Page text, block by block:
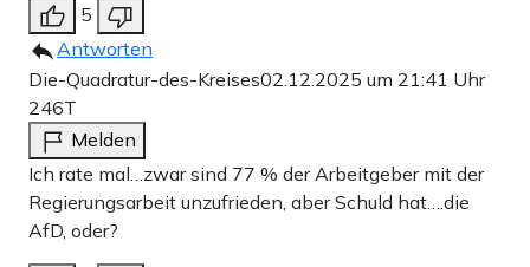
5
Antworten
Die-Quadratur-des-Kreises02.12.2025 um 21:41 Uhr
246T
Melden
Ich rate mal…zwar sind 77 % der Arbeitgeber mit der
Regierungsarbeit unzufrieden, aber Schuld hat….die
AfD, oder?